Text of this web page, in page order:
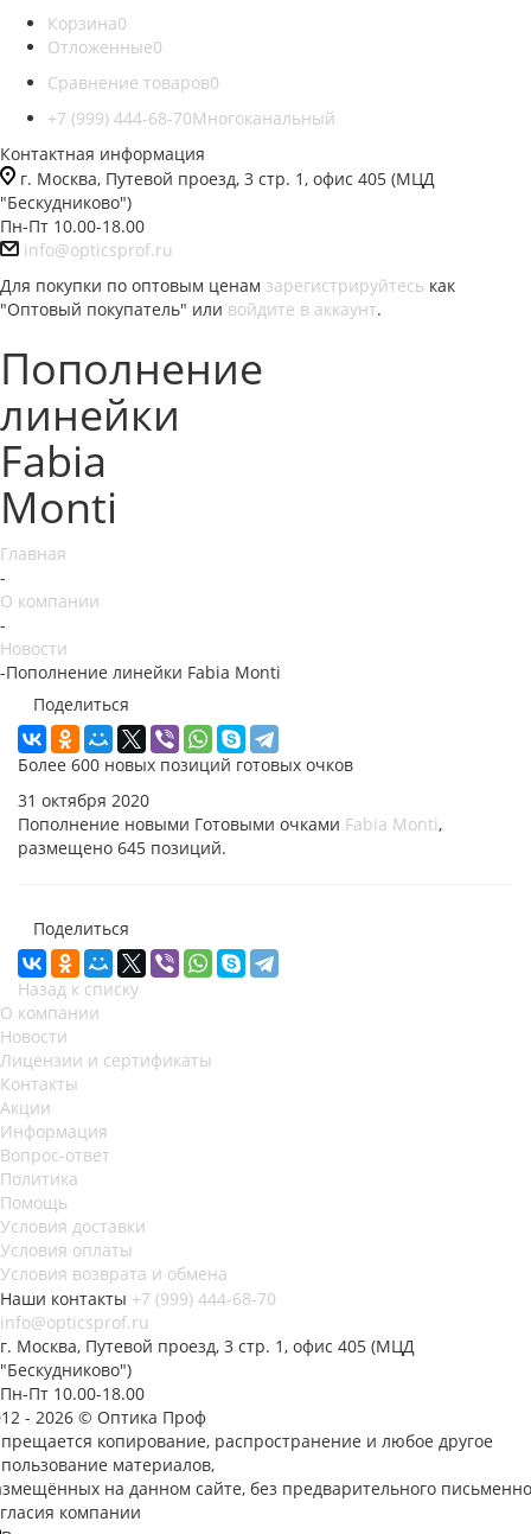
Корзина0
Отложенные0
Сравнение товаров0
+7 (999) 444-68-70Многоканальный
Контактная информация
г. Москва, Путевой проезд, 3 стр. 1, офис 405 (МЦД
"Бескудниково")
Пн-Пт 10.00-18.00
info@opticsprof.ru
Для покупки по оптовым ценам зарегистрируйтесь как
"Оптовый покупатель" или войдите в аккаунт.
Пополнение
линейки
Fabia
Monti
Главная
-
О компании
-
Новости
-Пополнение линейки Fabia Monti
Поделиться
Более 600 новых позиций готовых очков
31 октября 2020
Пополнение новыми Готовыми очками Fabia Monti,
размещено 645 позиций.
Поделиться
Назад к списку
О компании
Новости
Лицензии и сертификаты
Контакты
Акции
Информация
Вопрос-ответ
Политика
Помощь
Условия доставки
Условия оплаты
Условия возврата и обмена
Наши контакты +7 (999) 444-68-70
info@opticsprof.ru
г. Москва, Путевой проезд, 3 стр. 1, офис 405 (МЦД
"Бескудниково")
Пн-Пт 10.00-18.00
- 2026 © Оптика Проф
копирование, распространение и любое другое
материалов,
на данном сайте, без предварительного
компании